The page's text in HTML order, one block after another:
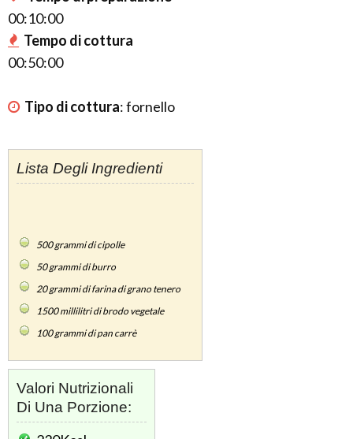
00:10:00
Tempo di cottura
00:50:00
Tipo di cottura:fornello
Lista Degli Ingredienti
500grammi di cipolle
50grammi di burro
20grammi di farina di grano tenero
1500millilitri di brodo vegetale
100grammi di pan carrè
Valori Nutrizionali
Di Una Porzione: